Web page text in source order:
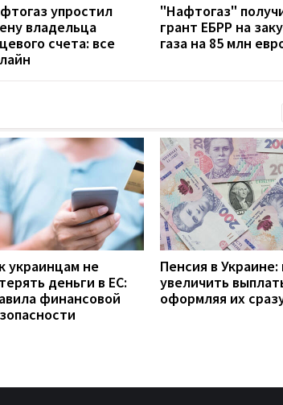
упростил
владельца
счета: все
"Нафтогаз"
грант ЕБРР на
газа на 85 млн
украинцам не
деньги в ЕС:
финансовой
Пенсия в Украине:
увеличить
оформляя их